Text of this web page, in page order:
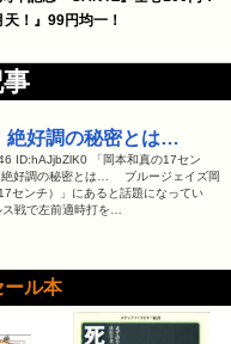
！』99円均一！
絶好調の秘密とは…
ID:hAJjbZlK0 「岡本和真の17セン
好調の秘密とは… ブルージェイズ岡
センチ）」にあると話題になってい
戦で左前適時打を…
ル本